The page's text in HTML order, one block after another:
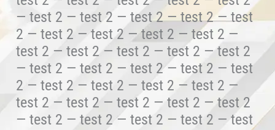
— test 2 — test 2 — test 2 — test 2 — test
2 — test 2 — test 2 — test 2 — test 2 —
test 2 — test 2 — test 2 — test 2 — test 2
— test 2 — test 2 — test 2 — test 2 — test
2 — test 2 — test 2 — test 2 — test 2 —
test 2 — test 2 — test 2 — test 2 — test 2
— test 2 — test 2 — test 2 — test 2 — test